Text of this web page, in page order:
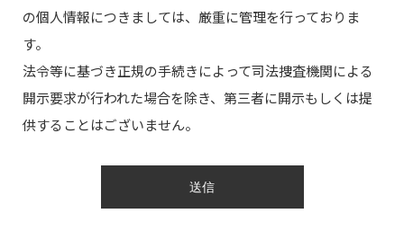
の個人情報につきましては、厳重に管理を行っておりま
す。
法令等に基づき正規の手続きによって司法捜査機関による
開示要求が行われた場合を除き、第三者に開示もしくは提
供することはございません。